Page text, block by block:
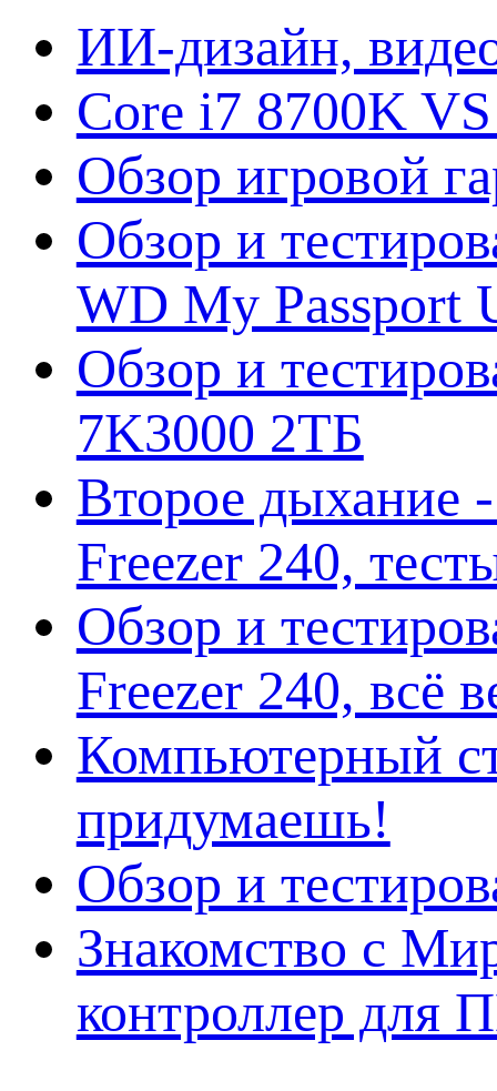
ИИ-дизайн,
Core i7 8700K
Обзор игровой
Обзор и
WD My Passport
Обзор и
7K3000 2ТБ
Второе дыхание
Freezer 240,
Обзор и
Freezer 240, всё
Компьютерный
придумаешь!
Обзор и
Знакомство с
контроллер для